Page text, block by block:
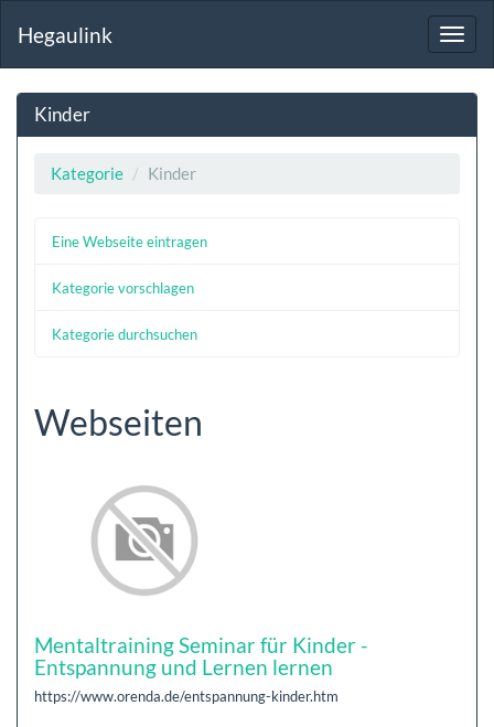
Hegaulink
Kinder
Kategorie Kinder
Eine Webseite eintragen
Kategorie vorschlagen
Kategorie durchsuchen
Webseiten
Mentaltraining Seminar für Kinder -
Entspannung und Lernen lernen
https://www.orenda.de/entspannung-kinder.htm